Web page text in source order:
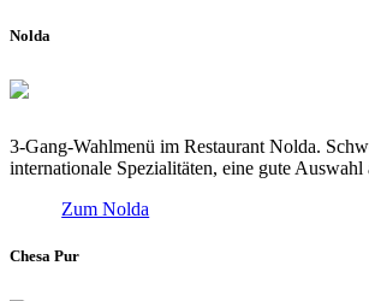
Nolda
3-Gang-Wahlmenü im Restaurant Nolda.
internationale Spezialitäten, eine gute Auswahl
Zum Nolda
Chesa Pur